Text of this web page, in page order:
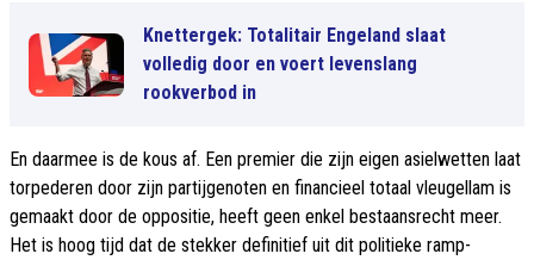
Knettergek: Totalitair Engeland slaat
volledig door en voert levenslang
rookverbod in
En daarmee is de kous af. Een premier die zijn eigen asielwetten laat
torpederen door zijn partijgenoten en financieel totaal vleugellam is
gemaakt door de oppositie, heeft geen enkel bestaansrecht meer.
Het is hoog tijd dat de stekker definitief uit dit politieke ramp-